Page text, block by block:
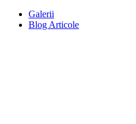
Galerii
Blog Articole